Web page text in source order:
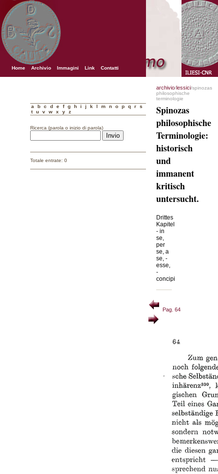
Home Archivio Immagini Link Contatti
a b c d e f g h i j k l m n o p q r
s
t
u v w x y z
Ricerca (parola o inizio di parola)
Totale entrate: 0
archivio/lessici/spinozas
philosophische
terminologie
Spinozas
philosophische
Terminologie:
historisch
und
immanent
kritisch
untersucht.
Drittes
Kapitel
- in
se,
per
se, a
se, -
esse,
-
concipi
Pag. 64